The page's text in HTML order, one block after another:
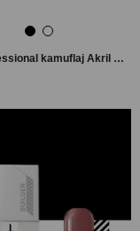
Pole professional kamuflaj Akril Akışkan Jel # 23 Pole professional kamuflaj Kayısı